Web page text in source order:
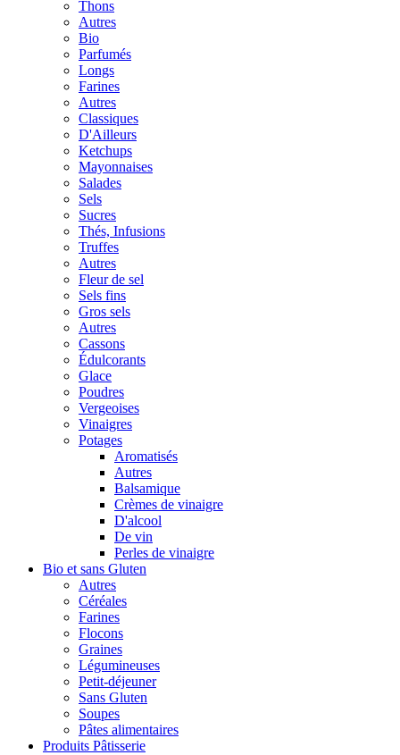
Thons
Autres
Bio
Parfumés
Longs
Farines
Autres
Classiques
D'Ailleurs
Ketchups
Mayonnaises
Salades
Sels
Sucres
Thés, Infusions
Truffes
Autres
Fleur de sel
Sels fins
Gros sels
Autres
Cassons
Édulcorants
Glace
Poudres
Vergeoises
Vinaigres
Potages
Aromatisés
Autres
Balsamique
Crèmes de vinaigre
D'alcool
De vin
Perles de vinaigre
Bio et sans Gluten
Autres
Céréales
Farines
Flocons
Graines
Légumineuses
Petit-déjeuner
Sans Gluten
Soupes
Pâtes alimentaires
Produits Pâtisserie